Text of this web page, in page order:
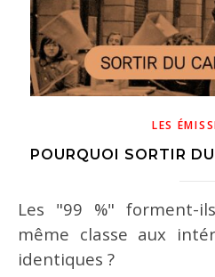
LES
POURQUOI SORTIR
Les "99 %" forment-ils une seule et une
même classe aux
identiques ?